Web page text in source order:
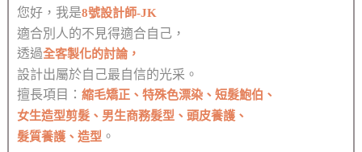
您好，我是8號設計師-JK
適合別人的不見得適合自己，
透過全客製化的討論，
設計出屬於自己最自信的光采。
擅長項目：縮毛矯正、特殊色漂染、短髮鮑伯、
女生造型剪髮、男生商務髮型、頭皮養護、
髮質養護、造型 。